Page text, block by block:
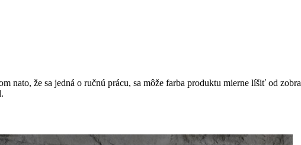
nato, že sa jedná o ručnú prácu, sa môže farba produktu mierne líšiť od